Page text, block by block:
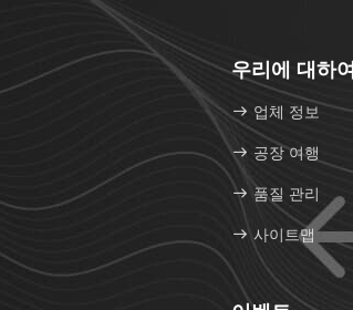
우리에 대하여
업체 정보
공장 여행
품질 관리
사이트맵